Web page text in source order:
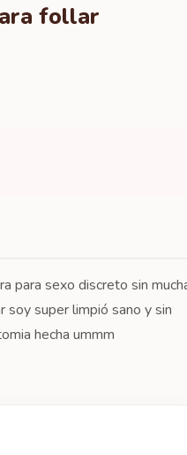
follar
para sexo discreto sin
soy super limpió sano y sin
hecha ummm